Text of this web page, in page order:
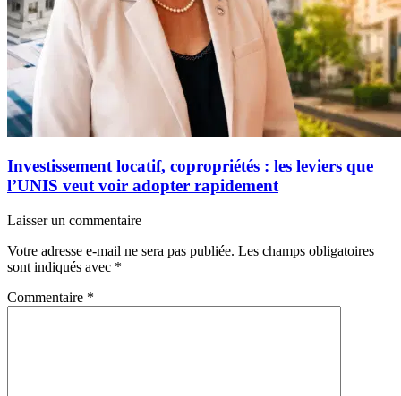
Investissement locatif, copropriétés : les leviers que
l’UNIS veut voir adopter rapidement
Laisser un commentaire
Votre adresse e-mail ne sera pas publiée. Les champs obligatoires
sont indiqués avec *
Commentaire *